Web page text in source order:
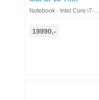
Notebook - Intel Core i7-...
19990,-